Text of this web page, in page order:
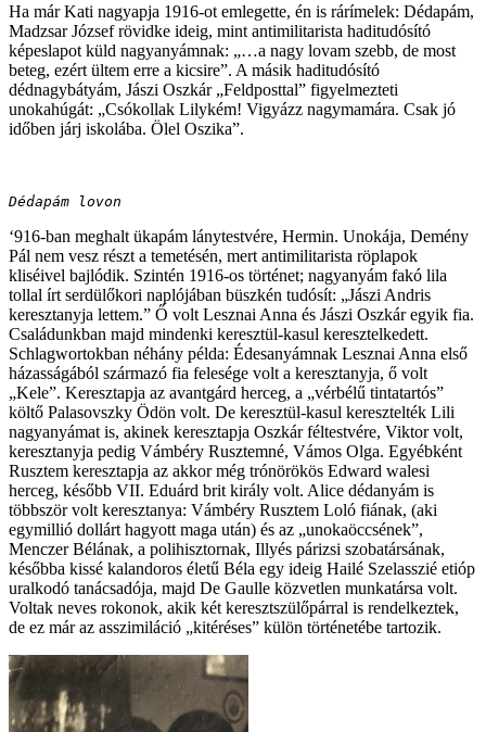
Ha már Kati nagyapja 1916-ot emlegette, én is rárímelek: Dédapám,
Madzsar József rövidke ideig, mint antimilitarista haditudósító
képeslapot küld nagyanyámnak: „…a nagy lovam szebb, de most
beteg, ezért ültem erre a kicsire”. A másik haditudósító
dédnagybátyám, Jászi Oszkár „Feldposttal” figyelmezteti
unokahúgát: „Csókollak Lilykém! Vigyázz nagymamára. Csak jó
időben járj iskolába. Ölel Oszika”.
Dédapám lovon
‘916-ban meghalt ükapám lánytestvére, Hermin. Unokája, Demény
Pál nem vesz részt a temetésén, mert antimilitarista röplapok
kliséivel bajlódik. Szintén 1916-os történet; nagyanyám fakó lila
tollal írt serdülőkori naplójában büszkén tudósít: „Jászi Andris
keresztanyja lettem.” Ő volt Lesznai Anna és Jászi Oszkár egyik fia.
Családunkban majd mindenki keresztül-kasul keresztelkedett.
Schlagwortokban néhány példa: Édesanyámnak Lesznai Anna első
házasságából származó fia felesége volt a keresztanyja, ő volt
„Kele”. Keresztapja az avantgárd herceg, a „vérbélű tintatartós”
költő Palasovszky Ödön volt. De keresztül-kasul keresztelték Lili
nagyanyámat is, akinek keresztapja Oszkár féltestvére, Viktor volt,
keresztanyja pedig Vámbéry Rusztemné, Vámos Olga. Egyébként
Rusztem keresztapja az akkor még trónörökös Edward walesi
herceg, később VII. Eduárd brit király volt. Alice dédanyám is
többször volt keresztanya: Vámbéry Rusztem Loló fiának, (aki
egymillió dollárt hagyott maga után) és az „unokaöccsének”,
Menczer Bélának, a polihisztornak, Illyés párizsi szobatársának,
későbba kissé kalandoros életű Béla egy ideig Hailé Szelasszié etióp
uralkodó tanácsadója, majd De Gaulle közvetlen munkatársa volt.
Voltak neves rokonok, akik két keresztszülőpárral is rendelkeztek,
de ez már az asszimiláció „kitéréses” külön történetébe tartozik.